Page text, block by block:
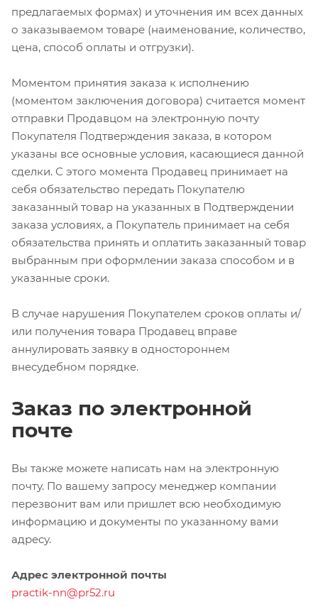
предлагаемых формах) и уточнения им всех данных
о заказываемом товаре (наименование, количество,
цена, способ оплаты и отгрузки).
Моментом принятия заказа к исполнению
(моментом заключения договора) считается момент
отправки Продавцом на электронную почту
Покупателя Подтверждения заказа, в котором
указаны все основные условия, касающиеся данной
сделки. С этого момента Продавец принимает на
себя обязательство передать Покупателю
заказанный товар на указанных в Подтверждении
заказа условиях, а Покупатель принимает на себя
обязательства принять и оплатить заказанный товар
выбранным при оформлении заказа способом и в
указанные сроки.
В случае нарушения Покупателем сроков оплаты и/
или получения товара Продавец вправе
аннулировать заявку в одностороннем
внесудебном порядке.
Заказ по электронной
почте
Вы также можете написать нам на электронную
почту. По вашему запросу менеджер компании
перезвонит вам или пришлет всю необходимую
информацию и документы по указанному вами
адресу.
Адрес электронной почты
practik-nn@pr52.ru